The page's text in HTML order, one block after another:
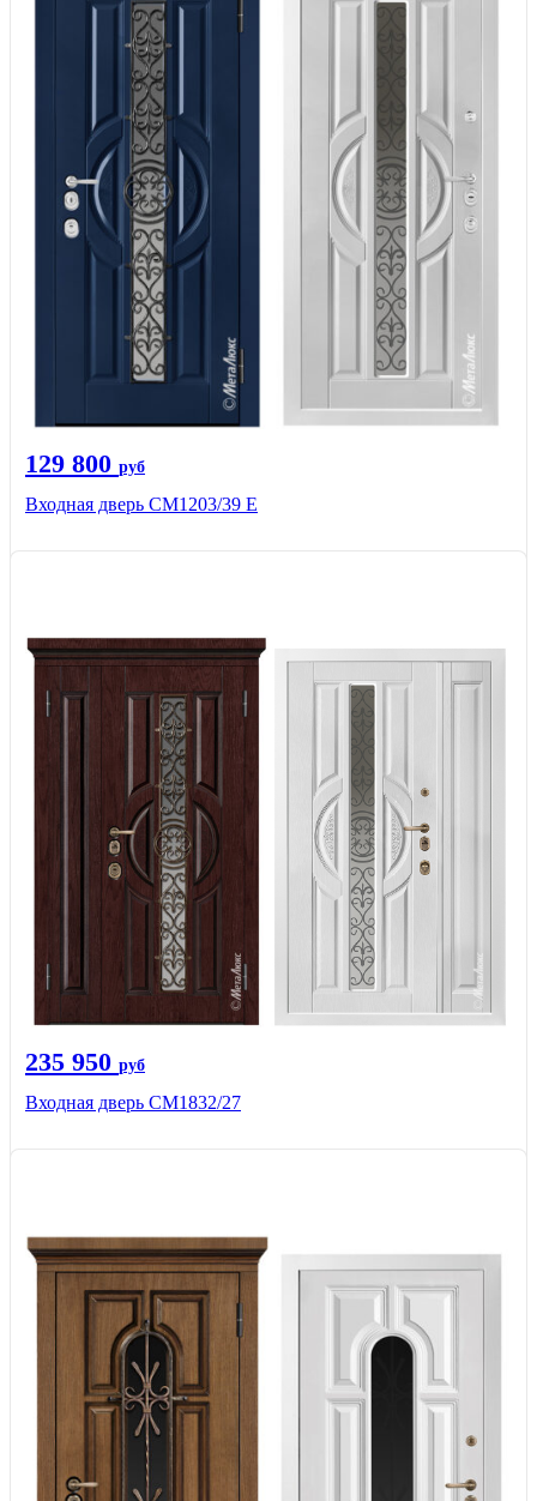
129 800 руб
Входная дверь СМ1203/39 E
235 950 руб
Входная дверь СМ1832/27